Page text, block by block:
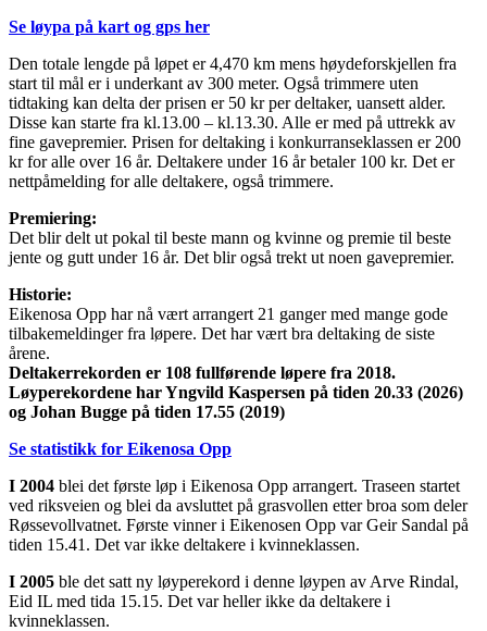
Se løypa på kart og gps her
Den totale lengde på løpet er 4,470 km mens høydeforskjellen fra
start til mål er i underkant av 300 meter. Også trimmere uten
tidtaking kan delta der prisen er 50 kr per deltaker, uansett alder.
Disse kan starte fra kl.13.00 – kl.13.30. Alle er med på uttrekk av
fine gavepremier. Prisen for deltaking i konkurranseklassen er 200
kr for alle over 16 år. Deltakere under 16 år betaler 100 kr. Det er
nettpåmelding for alle deltakere, også trimmere.
Premiering:
Det blir delt ut pokal til beste mann og kvinne og premie til beste
jente og gutt under 16 år. Det blir også trekt ut noen gavepremier.
Historie:
Eikenosa Opp har nå vært arrangert 21 ganger med mange gode
tilbakemeldinger fra løpere. Det har vært bra deltaking de siste
årene.
Deltakerrekorden er 108 fullførende løpere fra 2018.
Løyperekordene har Yngvild Kaspersen på tiden 20.33 (2026)
og Johan Bugge på tiden 17.55 (2019)
Se statistikk for Eikenosa Opp
I 2004 blei det første løp i Eikenosa Opp arrangert. Traseen startet
ved riksveien og blei da avsluttet på grasvollen etter broa som deler
Røssevollvatnet. Første vinner i Eikenosen Opp var Geir Sandal på
tiden 15.41. Det var ikke deltakere i kvinneklassen.
I 2005 ble det satt ny løyperekord i denne løypen av Arve Rindal,
Eid IL med tida 15.15. Det var heller ikke da deltakere i
kvinneklassen.